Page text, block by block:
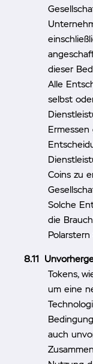
dieser
Alle
selbst
Coins zu
Solche
die
Tokens,
um eine
auch